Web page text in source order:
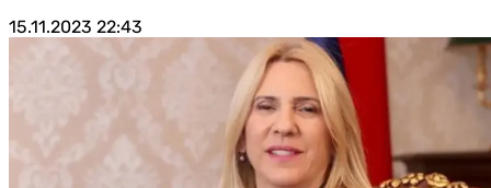
15.11.2023 22:43